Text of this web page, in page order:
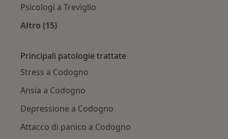
Psicologi a Treviglio
Altro (15)
Principali patologie trattate
Stress a Codogno
Ansia a Codogno
Depressione a Codogno
Attacco di panico a Codogno